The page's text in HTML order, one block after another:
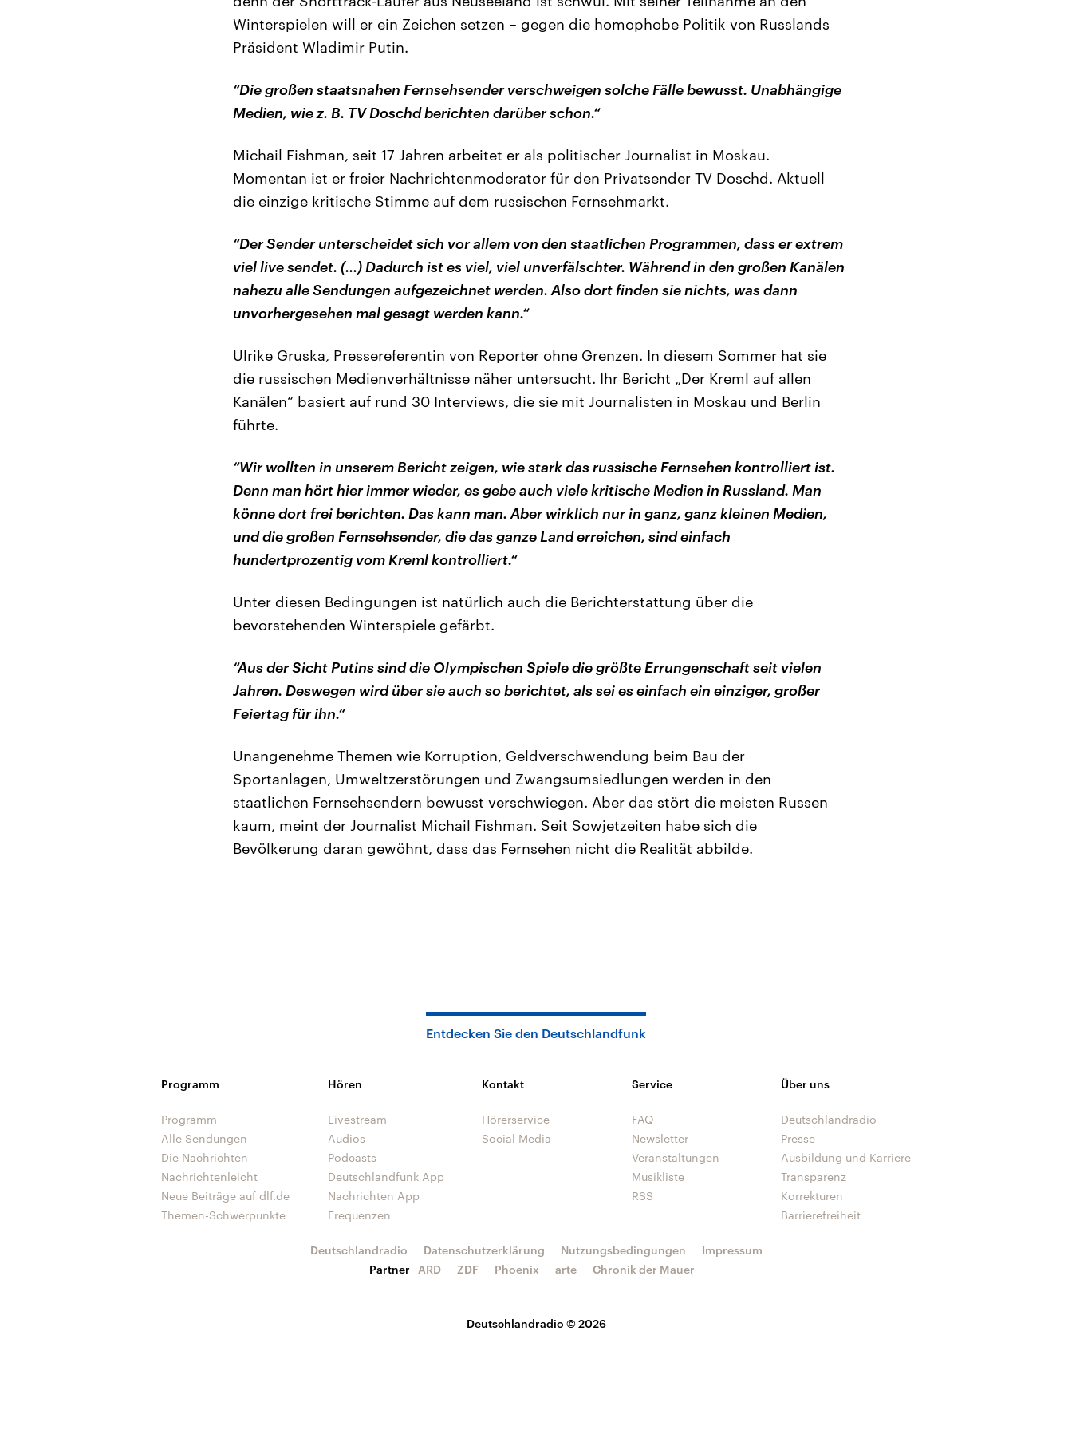
Winterspielen will er ein Zeichen setzen – gegen die homophobe Politik von Russlands
Präsident Wladimir Putin.
“Die großen staatsnahen Fernsehsender verschweigen solche Fälle bewusst. Unabhängige
Medien, wie z. B. TV Doschd berichten darüber schon.“
Michail Fishman, seit 17 Jahren arbeitet er als politischer Journalist in Moskau.
Momentan ist er freier Nachrichtenmoderator für den Privatsender TV Doschd. Aktuell
die einzige kritische Stimme auf dem russischen Fernsehmarkt.
“Der Sender unterscheidet sich vor allem von den staatlichen Programmen, dass er extrem
viel live sendet. (…) Dadurch ist es viel, viel unverfälschter. Während in den großen Kanälen
nahezu alle Sendungen aufgezeichnet werden. Also dort finden sie nichts, was dann
unvorhergesehen mal gesagt werden kann.“
Ulrike Gruska, Pressereferentin von Reporter ohne Grenzen. In diesem Sommer hat sie
die russischen Medienverhältnisse näher untersucht. Ihr Bericht „Der Kreml auf allen
Kanälen“ basiert auf rund 30 Interviews, die sie mit Journalisten in Moskau und Berlin
führte.
“Wir wollten in unserem Bericht zeigen, wie stark das russische Fernsehen kontrolliert ist.
Denn man hört hier immer wieder, es gebe auch viele kritische Medien in Russland. Man
könne dort frei berichten. Das kann man. Aber wirklich nur in ganz, ganz kleinen Medien,
und die großen Fernsehsender, die das ganze Land erreichen, sind einfach
hundertprozentig vom Kreml kontrolliert.“
Unter diesen Bedingungen ist natürlich auch die Berichterstattung über die
bevorstehenden Winterspiele gefärbt.
“Aus der Sicht Putins sind die Olympischen Spiele die größte Errungenschaft seit vielen
Jahren. Deswegen wird über sie auch so berichtet, als sei es einfach ein einziger, großer
Feiertag für ihn.“
Unangenehme Themen wie Korruption, Geldverschwendung beim Bau der
Sportanlagen, Umweltzerstörungen und Zwangsumsiedlungen werden in den
staatlichen Fernsehsendern bewusst verschwiegen. Aber das stört die meisten Russen
kaum, meint der Journalist Michail Fishman. Seit Sowjetzeiten habe sich die
Bevölkerung daran gewöhnt, dass das Fernsehen nicht die Realität abbilde.
Entdecken Sie den Deutschlandfunk
Programm
Programm
Alle Sendungen
Die Nachrichten
Nachrichtenleicht
Neue Beiträge auf dlf.de
Themen-Schwerpunkte
Hören
Livestream
Audios
Podcasts
Deutschlandfunk App
Nachrichten App
Frequenzen
Kontakt
Hörerservice
Social Media
Service
FAQ
Newsletter
Veranstaltungen
Musikliste
RSS
Über uns
Deutschlandradio
Presse
Ausbildung und Karriere
Transparenz
Korrekturen
Barrierefreiheit
Deutschlandradio © 2026
Deutschlandradio Datenschutzerklärung Nutzungsbedingungen
Impressum
Partner
ARD ZDF Phoenix arte Chronik der Mauer